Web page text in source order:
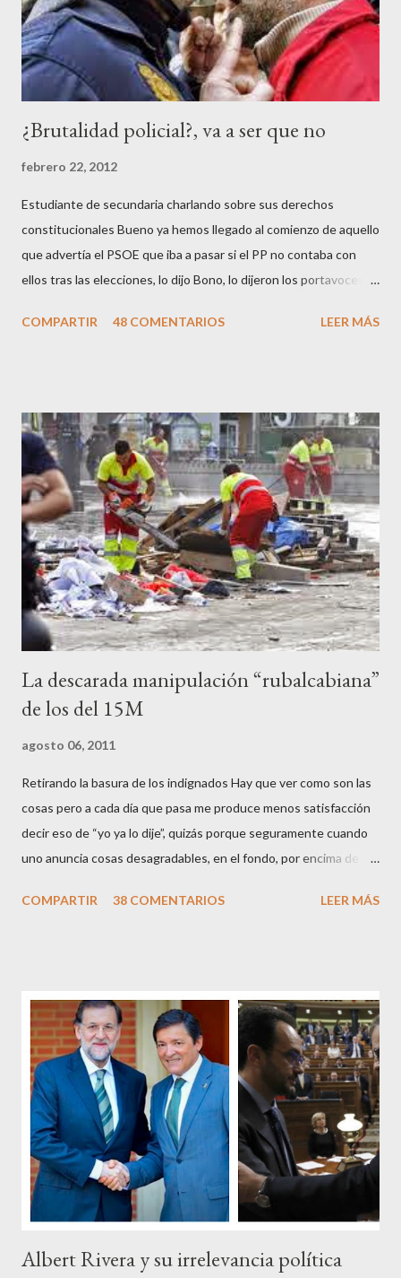
¿Brutalidad policial?, va a ser que no
febrero 22, 2012
Estudiante de secundaria charlando sobre sus derechos
constitucionales Bueno ya hemos llegado al comienzo de aquello
que advertía el PSOE que iba a pasar si el PP no contaba con
ellos tras las elecciones, lo dijo Bono, lo dijeron los portavoces
los okupas, los red skins, los sharps o los anarcos porque a estos
caballeretes salieran en Valencia a la calle, dispuestos a hacer lo
que les viniera en gana, manifestarse sin la autorización
pertinente, cortar el tráfico de las calles más céntricas, volcar los
contenedores de vidrio para tener botellas a mano para agredir a
los agentes, incendiar contenedores, apedrear a la policía,
agredirla, morderla, para que toda la pijo progresía del país, todos
los que no fuman ni tabaco, n...
COMPARTIR 48 COMENTARIOS LEER MÁS
La descarada manipulación “rubalcabiana”
de los del 15M
agosto 06, 2011
Retirando la basura de los indignados Hay que ver como son las
cosas pero a cada día que pasa me produce menos satisfacción
decir eso de “yo ya lo dije”, quizás porque seguramente cuando
uno anuncia cosas desagradables, en el fondo, por encima de la
Pero francamente estos socialistas son tan transparentes en su
de ciudadanos, la mayoría de los cuales no han pagado jamás un
impuesto, sea por vocación o simplemente por no haber tenido
un trabajo en su vida, decidieron salir a la calle revestidos de la
sagrada túnica de la “indignación ciudadana” y con su actitud
crear una paradoja, se autodenominaban “movimiento 15M” y lo
que hicieron fue apoderarse de una plaza pública y allí sentaron
sus reales, bueno sus reales no,...
COMPARTIR 38 COMENTARIOS LEER MÁS
Albert Rivera y su irrelevancia política